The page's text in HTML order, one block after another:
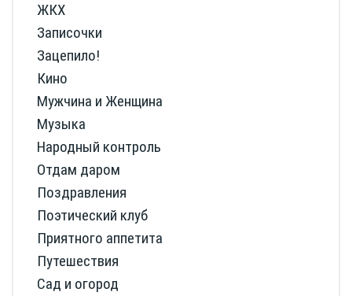
ЖКХ
Записочки
Зацепило!
Кино
Мужчина и Женщина
Музыка
Народный контроль
Отдам даром
Поздравления
Поэтический клуб
Приятного аппетита
Путешествия
Сад и огород